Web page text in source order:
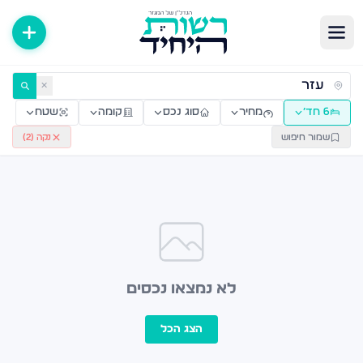
דירות למכירה ולהשכרה — רשות היחיד ✕
6 חד׳ מחיר סוג נכס קומה שטח
שמור חיפוש נקה (2
)
לא נמצאו נכסים
הצג הכל